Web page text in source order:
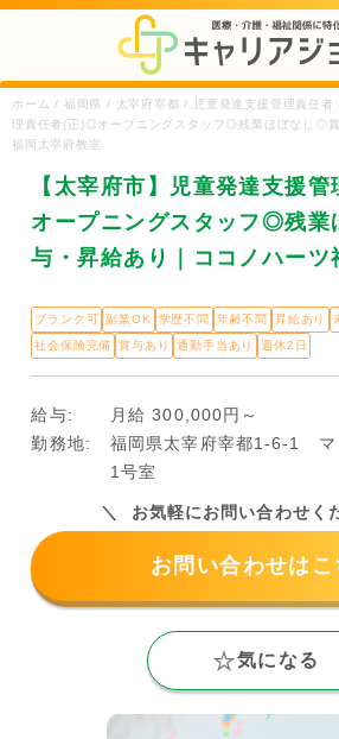
ホーム / 福岡県 / 太宰府宰都 / 児童発達支援管理責任者
理責任者(正)◎オープニングスタッフ◎残業ほぼなし◎
福岡太宰府教室
【太宰府市】児童発達支援
オープニングスタッフ◎残
与・昇給あり｜ココノハーツ
ブランク可 副業OK 学歴不問 年齢不問 昇給あり
社会保険完備
賞与あり 通勤手当あり 週休2日
給与:
月給 300,000円～
勤務地:
福岡県太宰府宰都1-6-1 マ
1号室
お気軽にお問い合わせく
お問い合わせはこ
気になる